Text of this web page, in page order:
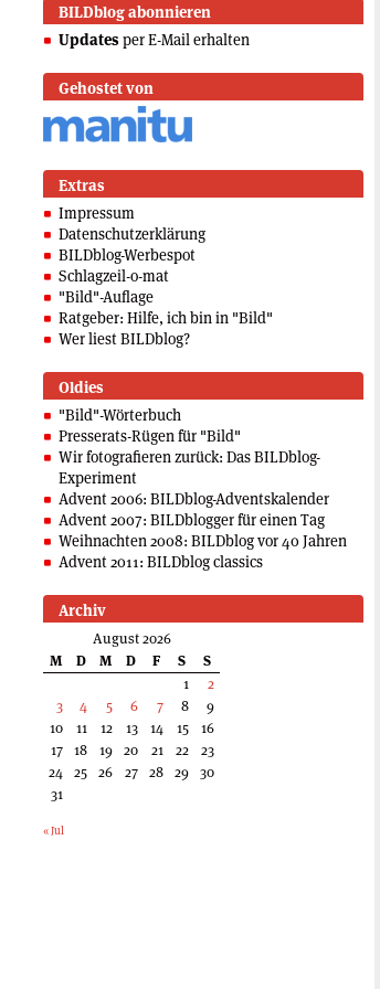
BILDblog abonnieren
Updates per E-Mail erhalten
Gehostet von
Extras
Impressum
Datenschutzerklärung
BILDblog-Werbespot
Schlagzeil-o-mat
"Bild"-Auflage
Ratgeber: Hilfe, ich bin in "Bild"
Wer liest BILDblog?
Oldies
"Bild"-Wörterbuch
Presserats-Rügen für "Bild"
Wir fotografieren zurück: Das BILDblog-
Experiment
Advent 2006: BILDblog-Adventskalender
Advent 2007: BILDblogger für einen Tag
Weihnachten 2008: BILDblog vor 40 Jahren
Advent 2011: BILDblog classics
Archiv
August 2026
M
D M D F S
S
1
2
3
4 5 6 7 8
9
10
11 12 13 14 15
16
17 18 19 20 21 22
23
24 25 26 27 28 29 30
31
« Jul